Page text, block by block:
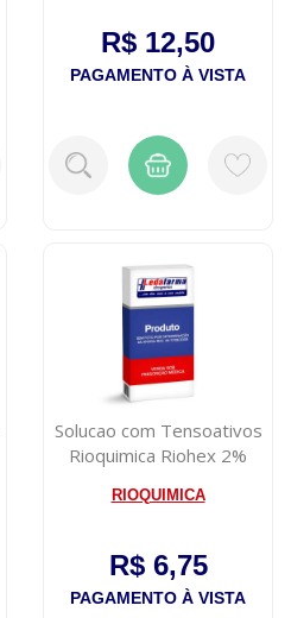
R$ 12,50
PAGAMENTO À VISTA
Solucao com Tensoativos
Rioquimica Riohex 2%
RIOQUIMICA
R$ 6,75
PAGAMENTO À VISTA